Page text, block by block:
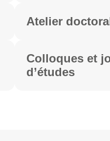
Atelier
Colloques et
d’études